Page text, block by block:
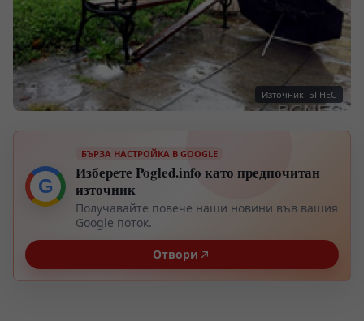
Източник: БГНЕС
G
БЪРЗА НАСТРОЙКА В GOOGLE
Изберете Pogled.info като предпочитан
източник
Получавайте повече наши новини във вашия
Google поток.
Отвори